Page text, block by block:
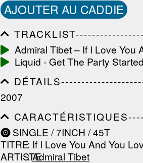
AJOUTER AU CADDIE
-----------------
Admiral Tibet ‎– If I Love You
Liquid - Get The Party Started
--------------
2007
------------------------------
SINGLE / 7INCH / 45T
TITRE: If I Love You And You
ARTISTE
:Admiral Tibet